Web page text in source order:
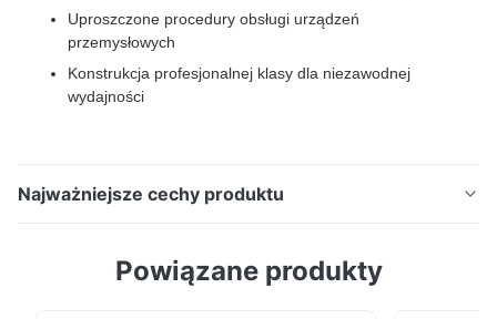
Uproszczone procedury obsługi urządzeń
przemysłowych
Konstrukcja profesjonalnej klasy dla niezawodnej
wydajności
Najważniejsze cechy produktu
narzędzie do konserwacji jest zaprojektowane w celu
Powiązane produkty